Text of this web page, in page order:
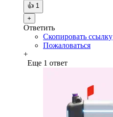
👍 1
+
Ответить
Скопировать ссылку
Пожаловаться
+
Еще 1 ответ